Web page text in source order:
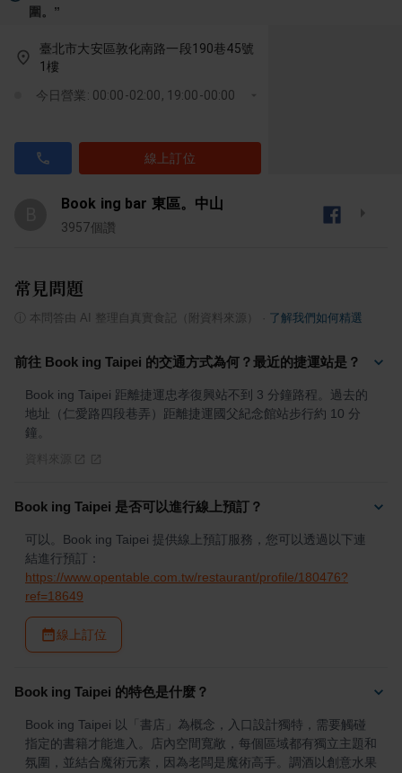
圍。 ”
臺北市大安區敦化南路一段190巷45號
1樓
今日營業: 00:00-02:00, 19:00-00:00
線上訂位
Book ing bar 東區。中山
3957個讚
常見問題
本問答由 AI 整理自真實食記（附資料來源） 了解我們如何精選
前往 Book ing Taipei 的交通方式為何？最近的捷運站是？
Book ing Taipei 距離捷運忠孝復興站不到 3 分鐘路程。過去的
地址（仁愛路四段巷弄）距離捷運國父紀念館站步行約 10 分
鐘。
Book ing Taipei 是否可以進行線上預訂？
可以。Book ing Taipei 提供線上預訂服務，您可以透過以下連
結進行預訂：
https://www.opentable.com.tw/restaurant/profile/180476?
ref=18649
線上訂位
Book ing Taipei 的特色是什麼？
Book ing Taipei 以「書店」為概念，入口設計獨特，需要觸碰
指定的書籍才能進入。店內空間寬敞，每個區域都有獨立主題和
氛圍，並結合魔術元素，因為老闆是魔術高手。調酒以創意水果